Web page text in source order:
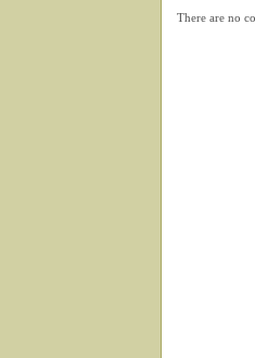
There are no